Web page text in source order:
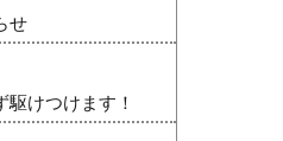
せ
けつけます！